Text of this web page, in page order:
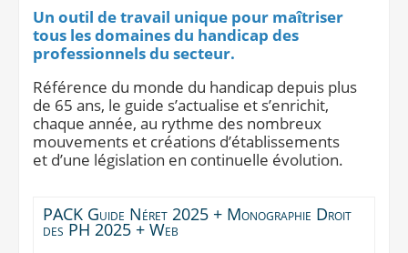
Un outil de travail unique pour maîtriser
tous les domaines du handicap des
professionnels du secteur.
Référence du monde du handicap depuis plus
de 65 ans, le guide s’actualise et s’enrichit,
chaque année, au rythme des nombreux
mouvements et créations d’établissements
et d’une législation en continuelle évolution.
PACK Guide Néret 2025 + Monographie Droit
des PH 2025 + Web